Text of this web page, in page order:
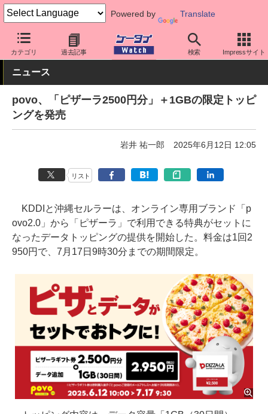
Powered by Translate
カテゴリ 過去記事 検索 Impressサイト
ケータイ Watch キャリア au povo
ニュース
povo、「ピザーラ2500円分」＋1GBの限定トッピ
ングを発売
岩井 祐一郎 2025年6月12日 12:05
リスト
KDDIと沖縄セルラーは、オンライン専用ブランド「p
ovo2.0」から「ピザーラ」で利用できる特典がセットに
なったデータトッピングの提供を開始した。料金は1回2
950円で、7月17日9時30分までの期間限定。